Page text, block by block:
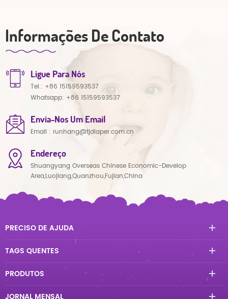
Informações De Contato
Ligue Para Nós
Tel.: +86 15159593537
Whatsapp: +86 15159593537
Envia-Nos Um Email
Email : runhang@tjdiaper.com.cn
Endereço
Shuangyang Overseas Chinese Economic-Develop
Area,Luojiang,Quanzhou,Fujian,China
PRECISO DE AJUDA
TAGS QUENTES
PRODUTOS